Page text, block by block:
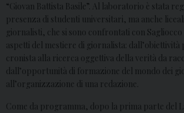
“Giovan Battista Basile”. Al laboratorio è stata
presenza di studenti universitari, ma anche
giornalisti, che si sono confrontati con Sagliocco
aspetti del mestiere di giornalista: dall’obiettività
cronista alla ricerca oggettiva della verità da
dall’opportunità di formazione del mondo dei
all’organizzazione di una redazione.
Come da programma, dopo la prima parte del